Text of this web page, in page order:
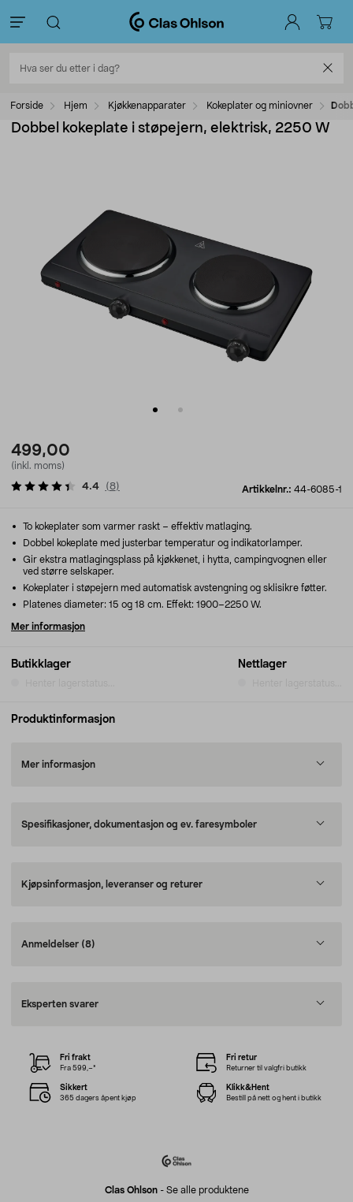
Forside Hjem Kjøkkenapparater Kokeplater og miniovner
Dobbel kokeplate i støpejern, elektrisk, 2250 W
499,00
(inkl. moms)
Artikkelnr.: 44-6085-1
4.4 (8)
Butikklager Nettlager
To kokeplater som varmer raskt – effektiv matlaging.
Dobbel kokeplate med justerbar temperatur og indikatorlamper.
Gir ekstra matlagingsplass på kjøkkenet, i hytta, campingvognen eller
ved større selskaper.
Kokeplater i støpejern med automatisk avstengning og sklisikre føtter.
Platenes diameter: 15 og 18 cm. Effekt: 1900–2250 W.
Mer informasjon
Produktinformasjon
Mer informasjon
Spesifikasjoner, dokumentasjon og ev. faresymboler
Kjøpsinformasjon, leveranser og returer
Anmeldelser (8)
Eksperten svarer
Clas Ohlson- Se alle produktene
Fri frakt
Fra 599,–*
Fri retur
Returner til valgfri butikk
Sikkert
365 dagers åpent kjøp
Klikk&Hent
Bestill på nett og hent i butikk